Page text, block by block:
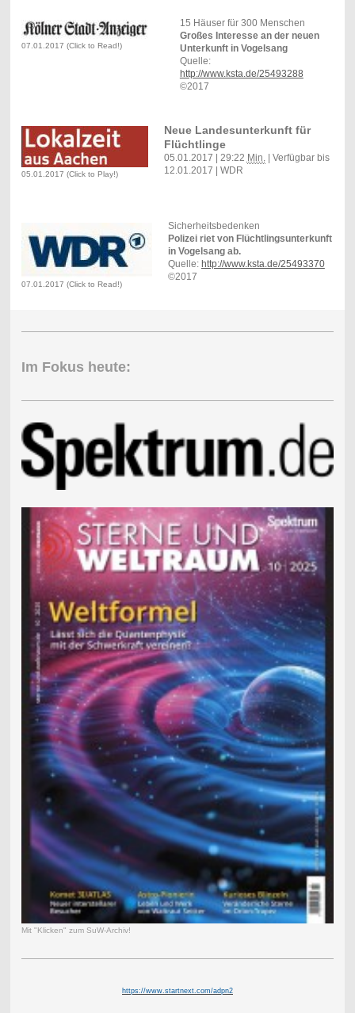
07.01.2017 (Click to Read!)
15 Häuser für 300 Menschen
Großes Interesse an der neuen
Unterkunft in Vogelsang
Quelle:
http://www.ksta.de/25493288
©2017
05.01.2017 (Click to Play!)
Neue Landesunterkunft für
Flüchtlinge
05.01.2017 | 29:22 Min. | Verfügbar bis
12.01.2017 | WDR
07.01.2017 (Click to Read!)
Sicherheitsbedenken
Polizei riet von Flüchtlingsunterkunft
in Vogelsang ab.
Quelle: http://www.ksta.de/25493370
©2017
Im Fokus heute:
Mit "Klicken" zum SuW-Archiv!
https://www.startnext.com/adpn2